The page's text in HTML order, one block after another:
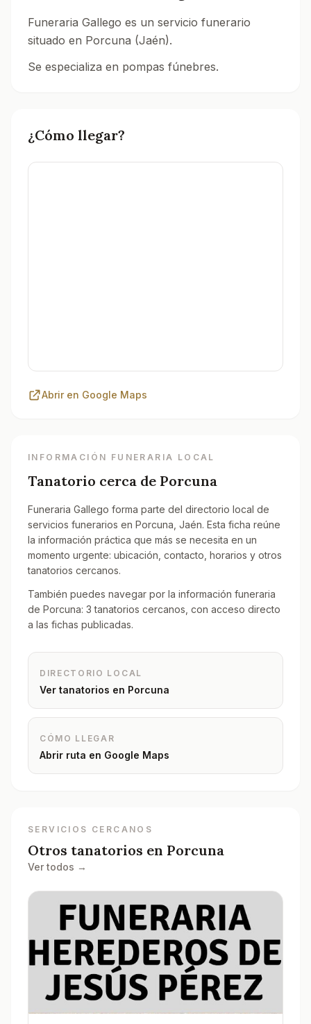
Funeraria Gallego es un servicio funerario
situado en Porcuna (Jaén).
Se especializa en pompas fúnebres.
¿Cómo llegar?
Abrir en Google Maps
INFORMACIÓN FUNERARIA LOCAL
Tanatorio cerca de Porcuna
Funeraria Gallego forma parte del directorio local de
servicios funerarios en Porcuna, Jaén. Esta ficha reúne
la información práctica que más se necesita en un
momento urgente: ubicación, contacto, horarios y otros
tanatorios cercanos.
También puedes navegar por la información funeraria
de Porcuna: 3 tanatorios cercanos, con acceso directo
a las fichas publicadas.
DIRECTORIO LOCAL
Ver tanatorios en Porcuna
CÓMO LLEGAR
Abrir ruta en Google Maps
SERVICIOS CERCANOS
Otros tanatorios en Porcuna
Ver todos →